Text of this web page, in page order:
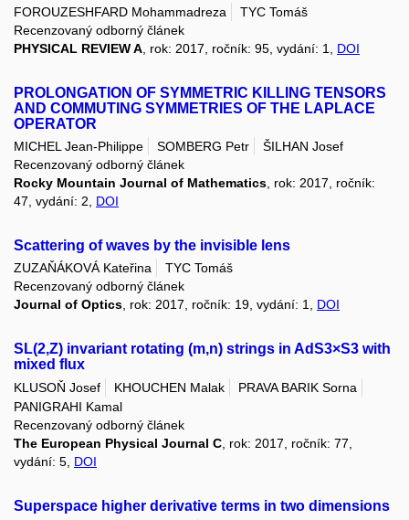
FOROUZESHFARD Mohammadreza
TYC Tomáš
Recenzovaný odborný článek
PHYSICAL REVIEW A , rok: 2017, ročník: 95, vydání: 1, DOI
PROLONGATION OF SYMMETRIC KILLING TENSORS
AND COMMUTING SYMMETRIES OF THE LAPLACE
OPERATOR
MICHEL Jean-Philippe SOMBERG Petr
ŠILHAN Josef
Recenzovaný odborný článek
Rocky Mountain Journal of Mathematics , rok: 2017, ročník:
47, vydání: 2, DOI
Scattering of waves by the invisible lens
ZUZAŇÁKOVÁ Kateřina
TYC Tomáš
Recenzovaný odborný článek
Journal of Optics, rok: 2017, ročník: 19, vydání: 1, DOI
SL(2,Z) invariant rotating (m,n) strings in AdS3×S3 with
mixed flux
KLUSOŇ Josef KHOUCHEN Malak
PRAVA BARIK Sorna
PANIGRAHI Kamal
Recenzovaný odborný článek
The European Physical Journal C , rok: 2017, ročník: 77,
vydání: 5, DOI
Superspace higher derivative terms in two dimensions